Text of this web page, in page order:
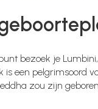
bezoek je
is een pelgrimsoord
zou zijn